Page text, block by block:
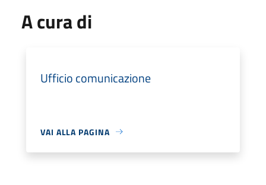
A cura di
Ufficio comunicazione
VAI ALLA PAGINA